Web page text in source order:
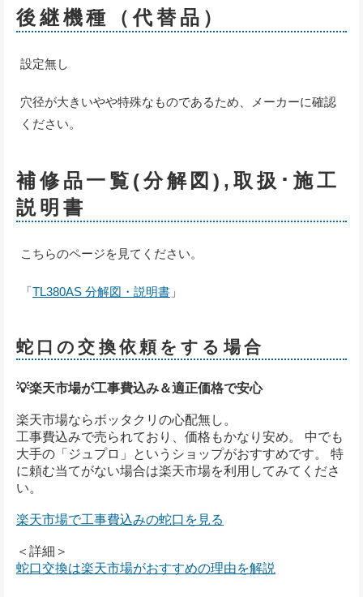
後継機種（代替品）
設定無し
穴径が大きいやや特殊なものであるため、メーカーに確認
ください。
補修品一覧(分解図),取扱･施工
説明書
こちらのページを見てください。
「TL380AS 分解図・説明書 」
蛇口の交換依頼をする場合
💡楽天市場が工事費込み＆適正価格で安心
楽天市場ならボッタクリの心配無し。
工事費込みで売られており、価格もかなり安め。 中でも
大手の「ジュプロ」というショップがおすすめです。 特
に頼む当てがない場合は楽天市場を利用してみてくださ
い。
楽天市場で工事費込みの蛇口を見る
＜詳細＞
蛇口交換は楽天市場がおすすめの理由を解説